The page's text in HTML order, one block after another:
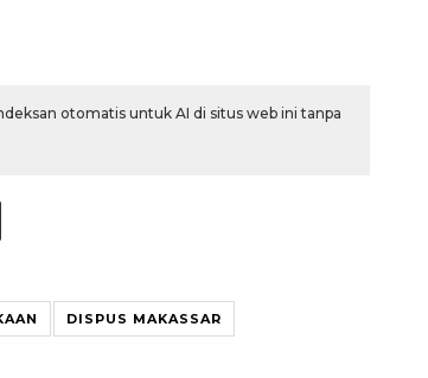
otomatis untuk AI di situs web ini tanpa
DISPUS MAKASSAR